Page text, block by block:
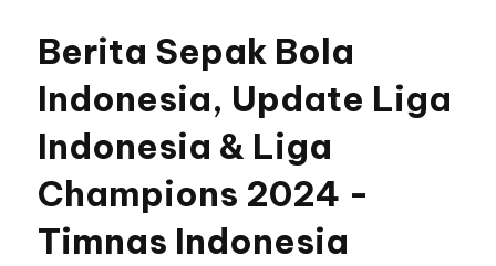
content
Berita Sepak Bola
Indonesia, Update Liga
Indonesia & Liga
Champions 2024 -
Timnas Indonesia